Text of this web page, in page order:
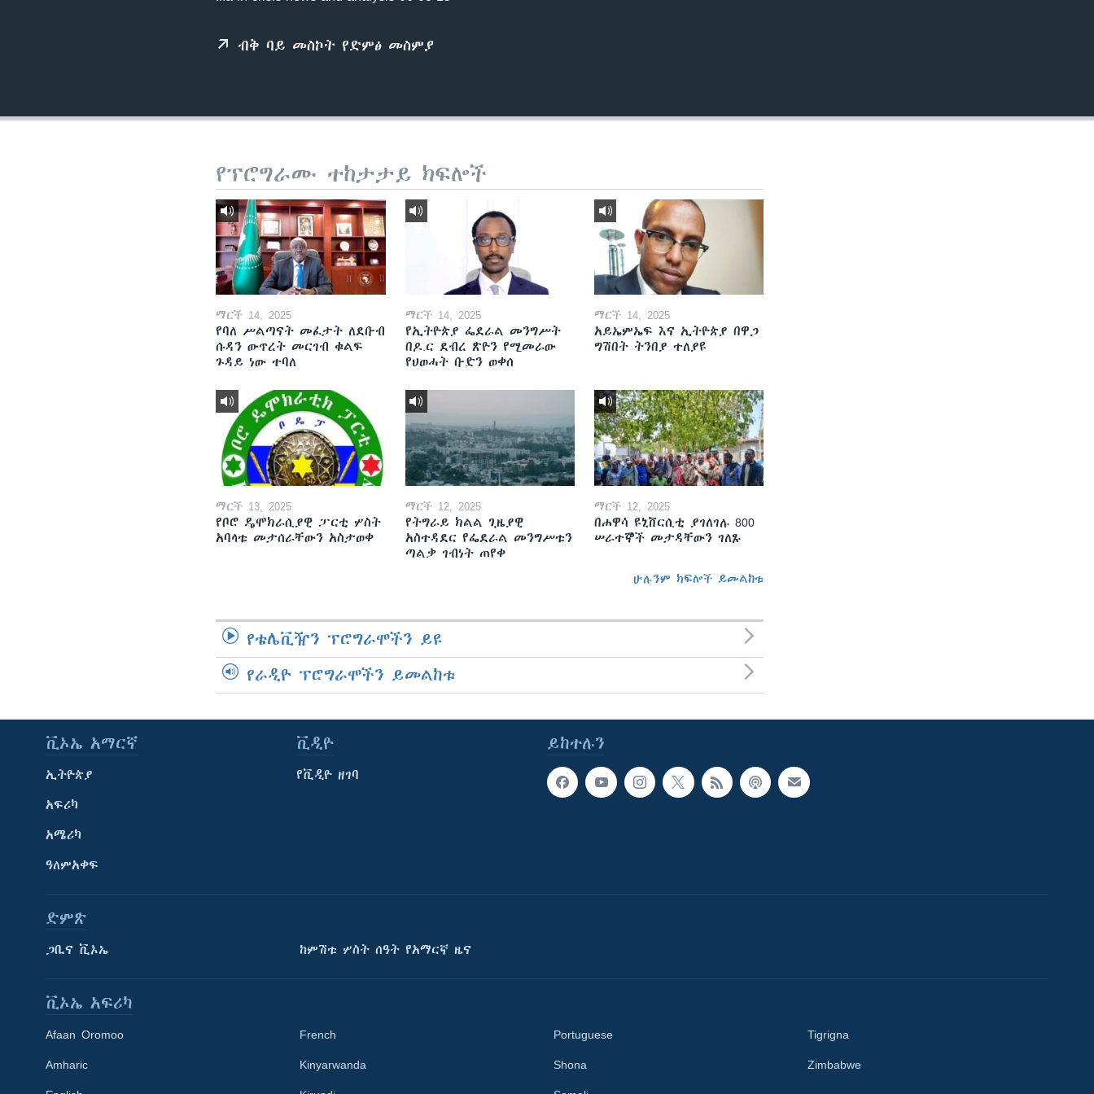
ብቅ ባይ መስኮት የድምፅ መስምያ
የፕሮግራሙ ተከታታይ ክፍሎች
ማርች 14, 2025
የባለ ሥልጣናት መፈታት ለደቡብ
ሱዳን ውጥረት መርገብ ቁልፍ
ጉዳይ ነው ተባለ
ማርች 14, 2025
የኢትዮጵያ ፌደራል መንግሥት
በዶ.ር ደብረ ጽዮን የሚመራው
የህወሓት ቡድን ወቀሰ
ማርች 14, 2025
አይኤምኤፍ እና ኢትዮጵያ በዋጋ
ግሽበት ትንበያ ተለያዩ
ማርች 13, 2025
የቦሮ ዴሞክራሲያዊ ፓርቲ ሦስት
አባላቱ መታሰራቸውን አስታወቀ
ማርች 12, 2025
የትግራይ ክልል ጊዜያዊ
አስተዳደር የፌደራል መንግሥቱን
ጣልቃ ገብነት ጠየቀ
ማርች 12, 2025
በሐዋሳ ዩኒቨርሲቲ ያገለገሉ 800
ሠራተኞች መታዳቸውን ገለጹ
ሁሉንም ክፍሎች ይመልከቱ
የቴሌቪዥን ፕሮግራሞችን ይዩ
የራዲዮ ፕሮግራሞችን ይመልከቱ
ይከተሉን
ቪኦኤ አማርኛ
ኢትዮጵያ
አፍሪካ
አሜሪካ
ዓለምአቀፍ
ቪዲዮ
የቪዲዮ ዘገባ
ድምጽ
ጋቢና ቪኦኤ ከምሽቱ ሦስት ሰዓት የአማርኛ ዜና
ቪኦኤ አፍሪካ
Afaan Oromoo
Amharic
French
Kinyarwanda
Portuguese
Shona
Tigrigna
Zimbabwe